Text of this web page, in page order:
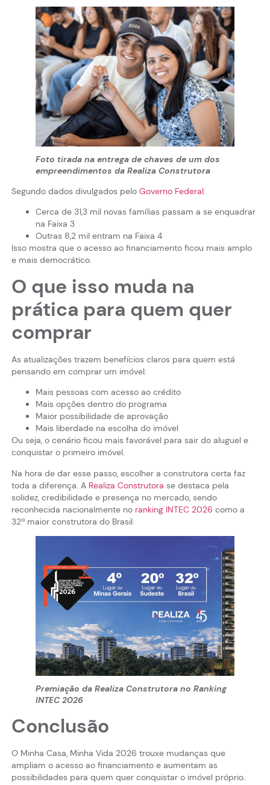
Foto tirada na entrega de chaves de um dos
empreendimentos da Realiza Construtora
Segundo dados divulgados pelo Governo Federal:
Cerca de 31,3 mil novas famílias passam a se enquadrar
na Faixa 3
Outras 8,2 mil entram na Faixa 4
Isso mostra que o acesso ao financiamento ficou mais amplo
e mais democrático.
O que isso muda na
prática para quem quer
comprar
As atualizações trazem benefícios claros para quem está
pensando em comprar um imóvel:
Mais pessoas com acesso ao crédito
Mais opções dentro do programa
Maior possibilidade de aprovação
Mais liberdade na escolha do imóvel
Ou seja, o cenário ficou mais favorável para sair do aluguel e
conquistar o primeiro imóvel.
Na hora de dar esse passo, escolher a construtora certa faz
toda a diferença. A Realiza Construtora se destaca pela
solidez, credibilidade e presença no mercado, sendo
reconhecida nacionalmente no ranking INTEC 2026 como a
32ª maior construtora do Brasil.
Premiação da Realiza Construtora no Ranking
INTEC 2026
Conclusão
O Minha Casa, Minha Vida 2026 trouxe mudanças que
ampliam o acesso ao financiamento e aumentam as
possibilidades para quem quer conquistar o imóvel próprio.